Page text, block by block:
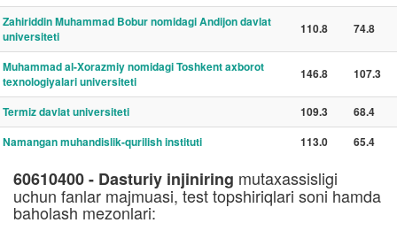
Zahiriddin Muhammad Bobur nomidagi Andijon davlat
universiteti
110.8 74.8
Muhammad al-Xorazmiy nomidagi Toshkent axborot
texnologiyalari universiteti
146.8 107.3
Termiz davlat universiteti 109.3
68.4
Namangan muhandislik-qurilish instituti
113.0 65.4
60610400 - Dasturiy injiniring mutaxassisligi
uchun fanlar majmuasi, test topshiriqlari soni hamda
baholash mezonlari: